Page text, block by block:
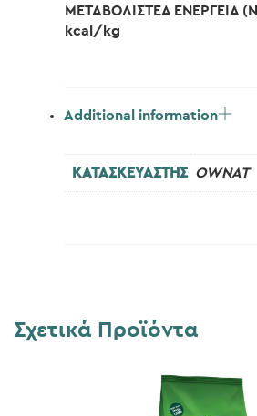
ΜΕΤΑΒΟΛΙΣΤΕΑ ΕΝΕΡΓΕΙΑ
kcal/kg
Additional information
ΚΑΤΑΣΚΕΥΑΣΤΗΣ OWNAT
Σχετικά Προϊόντα